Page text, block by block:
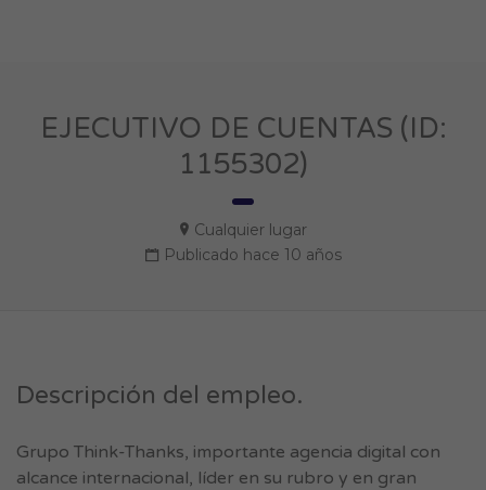
EJECUTIVO DE CUENTAS (ID:
1155302)
Cualquier lugar
Publicado hace 10 años
Descripción del empleo.
Grupo Think-Thanks, importante agencia digital con
alcance internacional, líder en su rubro y en gran